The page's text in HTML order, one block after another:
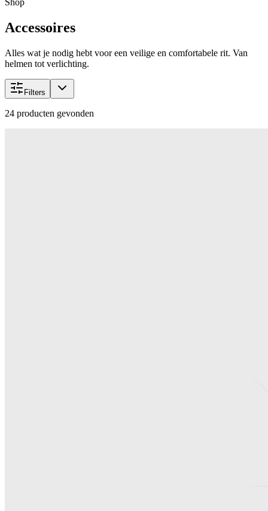
Accessoires
Alles wat je nodig hebt voor een veilige en comfortabele rit. Van
helmen tot verlichting.
Filters
24 producten gevonden